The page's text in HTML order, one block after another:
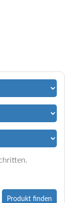
Produkt finden